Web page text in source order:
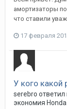
амортизаторы
что ставили
17 февраля
У кого какой
serebro ответил
экономия Honda